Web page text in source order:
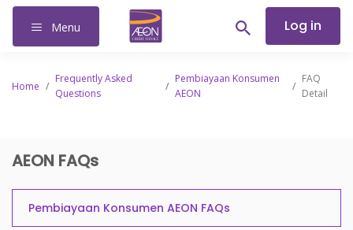
Log in
Menu
Home /
Frequently Asked
Questions
/
Pembiayaan Konsumen
AEON
/
FAQ
Detail
AEON FAQs
Pembiayaan Konsumen AEON FAQs